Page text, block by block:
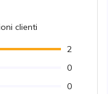
clienti
2
0
0